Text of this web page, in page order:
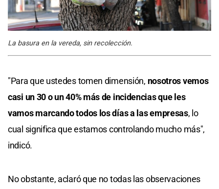
La basura en la vereda, sin recolección.
"Para que ustedes tomen dimensión, nosotros vemos
casi un 30 o un 40% más de incidencias que les
vamos marcando todos los días a las empresas, lo
cual significa que estamos controlando mucho más",
indicó.
No obstante, aclaró que no todas las observaciones